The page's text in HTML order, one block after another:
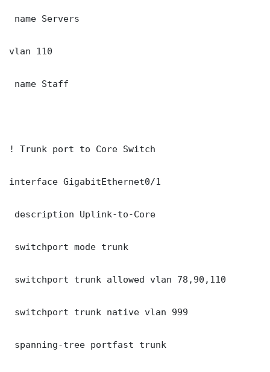
name Servers
vlan 110
name Staff
! Trunk port to Core Switch
interface GigabitEthernet0/1
description Uplink-to-Core
switchport mode trunk
switchport trunk allowed vlan 78,90,110
switchport trunk native vlan 999
spanning-tree portfast trunk